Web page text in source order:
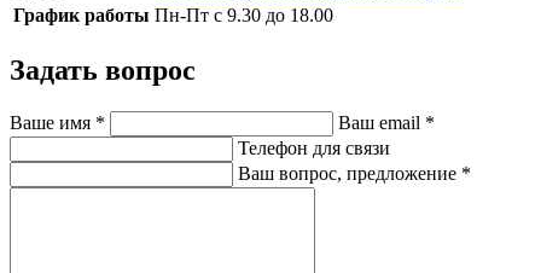
График работы Пн-Пт с 9.30 до 18.00
Задать вопрос
Ваше имя * Ваш email *
Телефон для связи
Ваш вопрос, предложение *